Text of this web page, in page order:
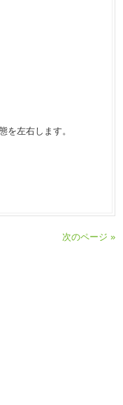
を左右します。
次のページ »